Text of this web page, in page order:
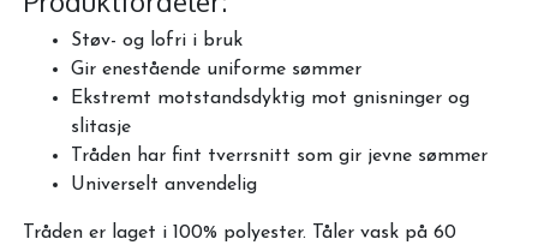
Støv- og lofri i bruk
Gir enestående uniforme sømmer
Ekstremt motstandsdyktig mot gnisninger og
slitasje
Tråden har fint tverrsnitt som gir jevne sømmer
Universelt anvendelig
Tråden er laget i 100% polyester. Tåler vask på 60